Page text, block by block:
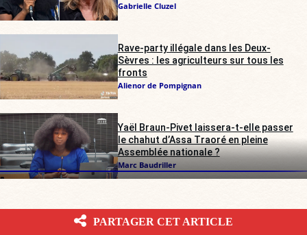
Gabrielle Cluzel
Rave-party illégale dans les Deux-
Sèvres : les agriculteurs sur tous les
fronts
Alienor de Pompignan
Yaël Braun-Pivet laissera-t-elle passer
le chahut d’Assa Traoré en pleine
Assemblée nationale ?
Marc Baudriller
PARTAGER CET ARTICLE